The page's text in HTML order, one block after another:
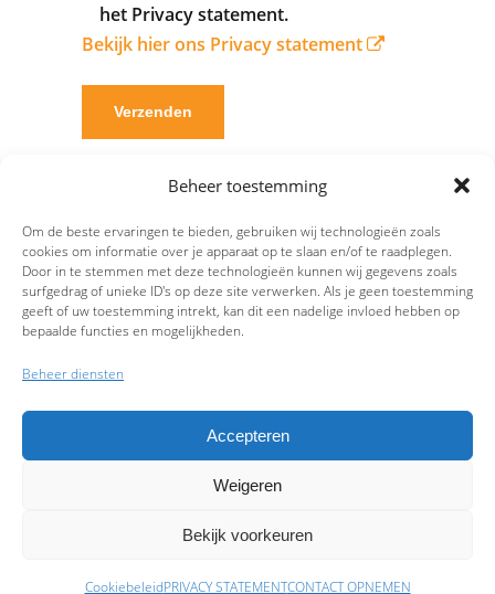
Beheer toestemming
Om de beste ervaringen te bieden, gebruiken wij technologieën zoals
cookies om informatie over je apparaat op te slaan en/of te raadplegen.
Door in te stemmen met deze technologieën kunnen wij gegevens zoals
surfgedrag of unieke ID's op deze site verwerken. Als je geen toestemming
geeft of uw toestemming intrekt, kan dit een nadelige invloed hebben op
bepaalde functies en mogelijkheden.
Beheer diensten
Accepteren
Weigeren
Bekijk voorkeuren
CookiebeleidPRIVACY STATEMENTCONTACT OPNEMEN
het Privacy statement.
Bekijk hier ons Privacy statement